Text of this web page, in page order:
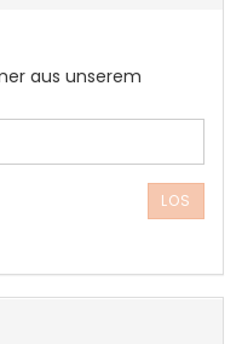
aus unserem
LOS